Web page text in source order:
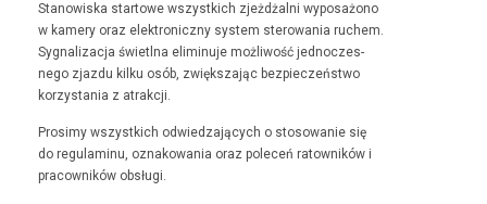
Stanowiska star­towe wszys­t­kich zjeżdżal­ni wyposażono
w kamery oraz elek­tron­iczny sys­tem sterowa­nia ruchem.
Syg­nal­iza­c­ja świ­etl­na elimin­u­je możli­wość jed­noczes­
nego zjaz­du kilku osób, zwięk­sza­jąc bez­pieczeńst­wo
korzys­ta­nia z atrakcji.
Prosimy wszys­t­kich odwiedza­ją­cych o stosowanie się
do reg­u­laminu, oznakowa­nia oraz pole­ceń ratown­ików i
pra­cown­ików obsługi.